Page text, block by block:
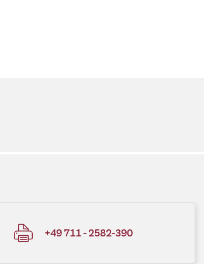
+49 711 - 2582-390